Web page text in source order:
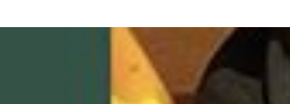
【CLAUSTRUM．新品上架】
． 現存於世上，唯一不鏽鋼手工精製文具，已達
ART的境界： ． CLAUSTRUM​ TAPE DISPENSER